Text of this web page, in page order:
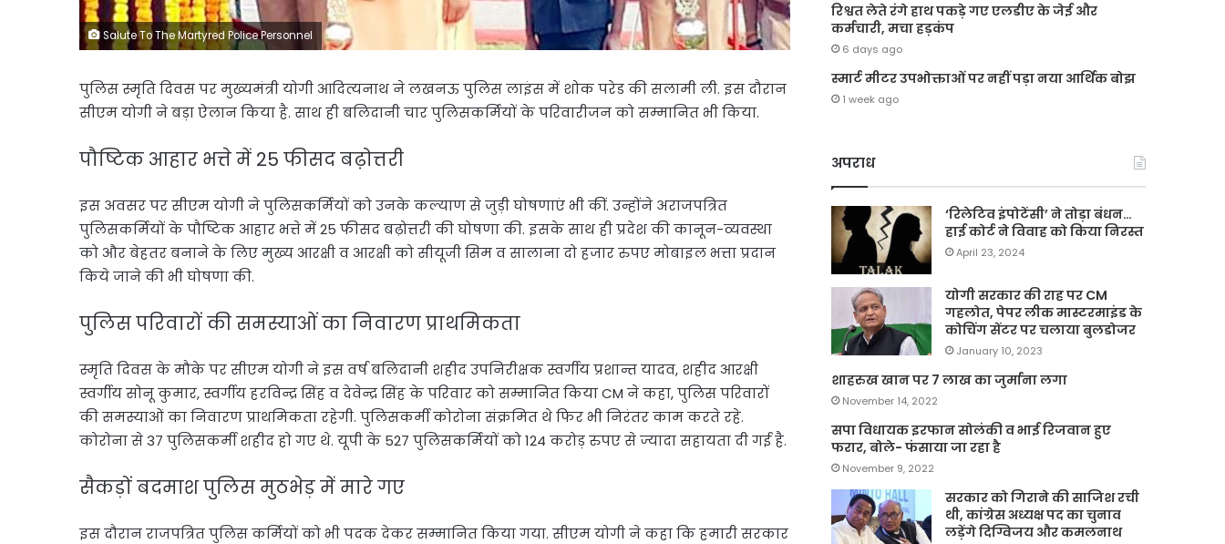
Salute To The Martyred Police Personnel
पुलिस स्मृति दिवस पर मुख्यमंत्री योगी आदित्यनाथ ने लखनऊ पुलिस लाइंस में शोक परेड की सलामी ली. इस दौरान
सीएम योगी ने बड़ा ऐलान किया है. साथ ही बलिदानी चार पुलिसकर्मियों के परिवारीजन को सम्मानित भी किया.
पौष्टिक आहार भत्ते में 25 फीसद बढ़ोत्तरी
इस अवसर पर सीएम योगी ने पुलिसकर्मियों को उनके कल्याण से जुड़ी घोषणाएं भी कीं. उन्होंने अराजपत्रित
पुलिसकर्मियों के पौष्टिक आहार भत्ते में 25 फीसद बढ़ोत्तरी की घोषणा की. इसके साथ ही प्रदेश की कानून-व्यवस्था
को और बेहतर बनाने के लिए मुख्य आरक्षी व आरक्षी को सीयूजी सिम व सालाना दो हजार रुपए मोबाइल भत्ता प्रदान
किये जाने की भी घोषणा की.
पुलिस परिवारों की समस्याओं का निवारण प्राथमिकता
स्मृति दिवस के मौके पर सीएम योगी ने इस वर्ष बलिदानी शहीद उपनिरीक्षक स्वर्गीय प्रशान्त यादव, शहीद आरक्षी
स्वर्गीय सोनू कुमार, स्वर्गीय हरविन्द्र सिंह व देवेन्द्र सिंह के परिवार को सम्मानित किया CM ने कहा, पुलिस परिवारों
की समस्याओं का निवारण प्राथमिकता रहेगी. पुलिसकर्मी कोरोना संक्रमित थे फिर भी निरंतर काम करते रहे.
कोरोना से 37 पुलिसकर्मी शहीद हो गए थे. यूपी के 527 पुलिसकर्मियों को 124 करोड़ रुपए से ज्यादा सहायता दी गई है.
सैकड़ों बदमाश पुलिस मुठभेड़ में मारे गए
इस दौरान राजपत्रित पुलिस कर्मियों को भी पदक देकर सम्मानित किया गया. सीएम योगी ने कहा कि हमारी सरकार
रिश्वत लेते रंगे हाथ पकड़े गए एलडीए के जेई और
कर्मचारी, मचा हड़कंप
6 days ago
स्मार्ट मीटर उपभोक्ताओं पर नहीं पड़ा नया आर्थिक बोझ
1 week ago
अपराध
‘रिलेटिव इंपोटेंसी’ ने तोड़ा बंधन…
हाई कोर्ट ने विवाह को किया निरस्त
April 23, 2024
योगी सरकार की राह पर CM
गहलोत, पेपर लीक मास्टरमाइंड के
कोचिंग सेंटर पर चलाया बुलडोजर
January 10, 2023
शाहरुख खान पर 7 लाख का जुर्माना लगा
November 14, 2022
सपा विधायक इरफान सोलंकी व भाई रिजवान हुए
फरार, बोले- फंसाया जा रहा है
November 9, 2022
सरकार को गिराने की साजिश रची
थी, कांग्रेस अध्यक्ष पद का चुनाव
लड़ेंगे दिग्विजय और कमलनाथ